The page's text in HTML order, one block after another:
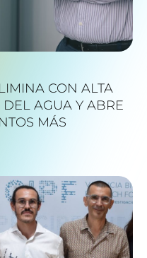
CON ALTA
DEL AGUA Y ABRE
MÁS